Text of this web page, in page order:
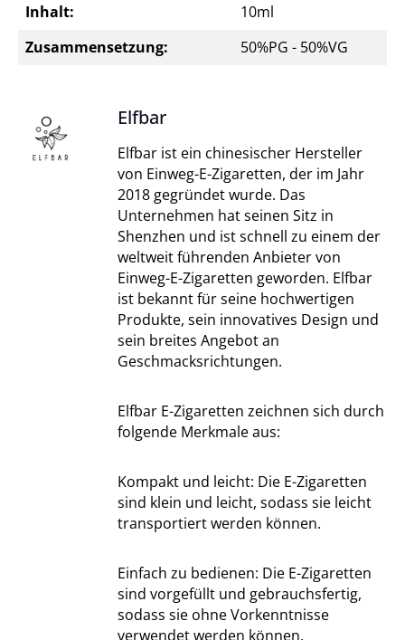
Inhalt:
10ml
Zusammensetzung:
50%PG - 50%VG
Elfbar
Elfbar ist ein chinesischer Hersteller
von Einweg-E-Zigaretten, der im Jahr
2018 gegründet wurde. Das
Unternehmen hat seinen Sitz in
Shenzhen und ist schnell zu einem der
weltweit führenden Anbieter von
Einweg-E-Zigaretten geworden. Elfbar
ist bekannt für seine hochwertigen
Produkte, sein innovatives Design und
sein breites Angebot an
Geschmacksrichtungen.
Elfbar E-Zigaretten zeichnen sich durch
folgende Merkmale aus:
Kompakt und leicht: Die E-Zigaretten
sind klein und leicht, sodass sie leicht
transportiert werden können.
Einfach zu bedienen: Die E-Zigaretten
sind vorgefüllt und gebrauchsfertig,
sodass sie ohne Vorkenntnisse
verwendet werden können.